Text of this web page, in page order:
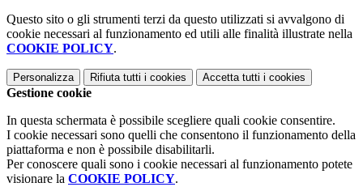
Questo sito o gli strumenti terzi da questo utilizzati si avvalgono di
cookie necessari al funzionamento ed utili alle finalità illustrate nella
COOKIE POLICY.
Personalizza Rifiuta tutti i cookies Accetta tutti i cookies
Gestione cookie
In questa schermata è possibile scegliere quali cookie consentire.
I cookie necessari sono quelli che consentono il funzionamento della
piattaforma e non è possibile disabilitarli.
Per conoscere quali sono i cookie necessari al funzionamento potete
visionare la COOKIE POLICY.